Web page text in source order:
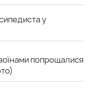
у
попрощалися